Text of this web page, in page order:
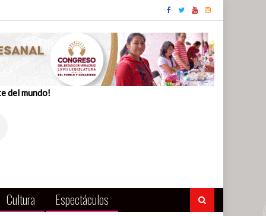
del mundo!
Cultura Espectáculos